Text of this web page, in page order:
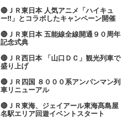
🔴ＪＲ東日本 人気アニメ「ハイキュ
ー‼」とコラボしたキャンペーン開催
🔴ＪＲ東日本 五能線全線開通９０周年
記念式典
🔴ＪＲ西日本 「山口ＤＣ」観光列車で
盛り上げ
🔴ＪＲ四国 ８０００系アンパンマン列
車リニューアル
🔴ＪＲ東海、ジェイアール東海髙島屋
名駅エリア回遊イベントスタート